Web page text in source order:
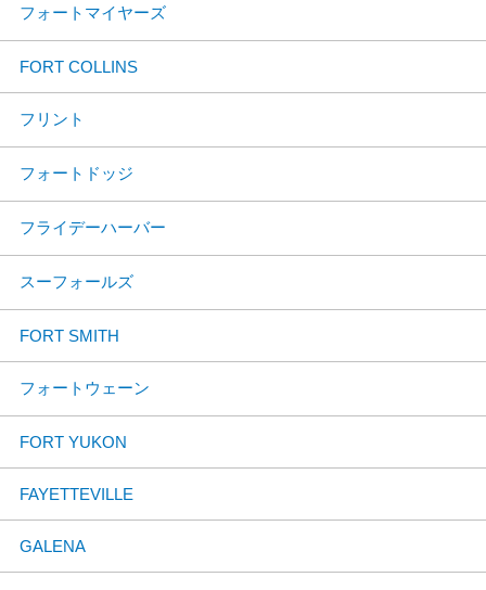
フォートマイヤーズ
FORT COLLINS
フリント
フォートドッジ
フライデーハーバー
スーフォールズ
FORT SMITH
フォートウェーン
FORT YUKON
FAYETTEVILLE
GALENA